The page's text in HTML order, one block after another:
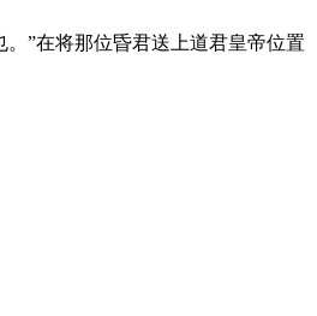
”在将那位昏君送上道君皇帝位置